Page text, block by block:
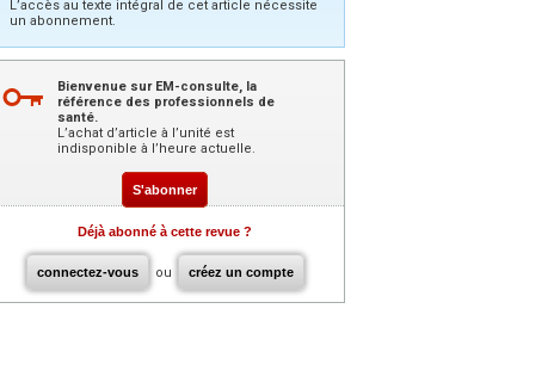
L’accès au texte intégral de cet article nécessite
un abonnement.
Bienvenue sur EM-consulte, la
référence des professionnels de
santé.
L’achat d’article à l’unité est
indisponible à l’heure actuelle.
S'abonner
Déjà abonné à cette revue ?
connectez-vous ou créez un compte